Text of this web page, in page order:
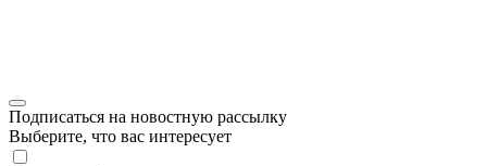
Подписаться на новостную рассылку
Выберите, что вас интересует